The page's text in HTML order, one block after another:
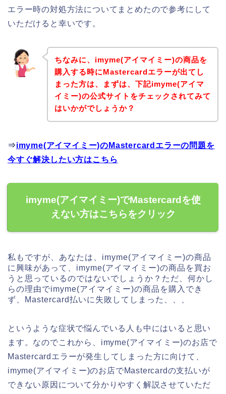
エラー時の対処方法についてまとめたので参考にして
いただけると幸いです。
ちなみに、imyme(アイマイミー)の商品を
購入する時にMastercardエラーが出てし
まった方は、まずは、下記imyme(アイマ
イミー)の公式サイトをチェックされてみて
はいかがでしょうか？
⇒imyme(アイマイミー)のMastercardエラーの問題を
今すぐ解決したい方はこちら
imyme(アイマイミー)でMastercardを使
えない方はこちらをクリック
私もですが、あなたは、imyme(アイマイミー)の商品
に興味があって、imyme(アイマイミー)の商品を買お
うと思っているのではないでしょうか？ただ、何かし
らの理由でimyme(アイマイミー)の商品を購入でき
ず、Mastercard払いに失敗してしまった、、、
というような症状で悩んでいる人も中にはいると思い
ます。なのでこれから、imyme(アイマイミー)のお店で
Mastercardエラーが発生してしまった方に向けて、
imyme(アイマイミー)のお店でMastercardの支払いが
できない原因について分かりやすく解説させていただ